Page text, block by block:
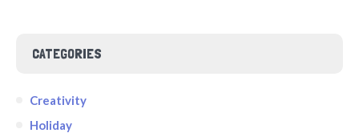
CATEGORIES
Creativity
Holiday